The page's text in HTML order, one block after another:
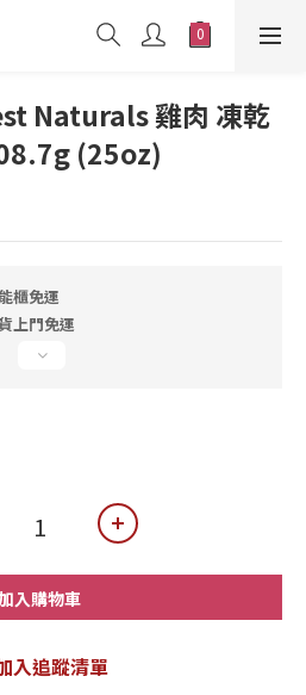
Naturals 雞肉 凍乾
(25oz)
櫃免運
上門免運
入購物車
入追蹤清單